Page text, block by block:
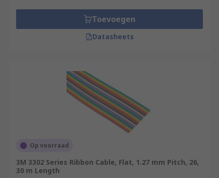
Toevoegen
Datasheets
Op voorraad
3M 3302 Series Ribbon Cable, Flat, 1.27 mm Pitch, 26,
30 m Length